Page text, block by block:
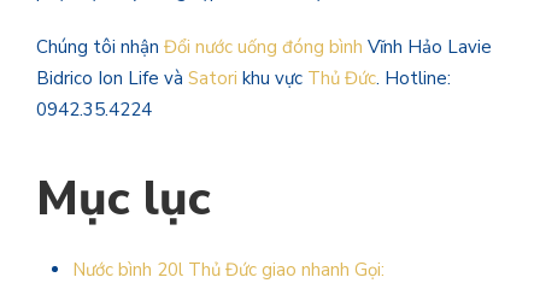
Chúng tôi nhận Đổi nước uống đóng bình Vĩnh Hảo Lavie
Bidrico Ion Life và Satori khu vực Thủ Đức. Hotline:
0942.35.4224
Mục lục
Nước bình 20l Thủ Đức giao nhanh Gọi: